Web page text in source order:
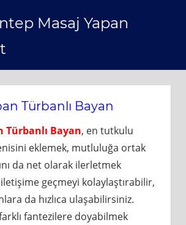
Masaj Yapan
Türbanlı Bayan
Türbanlı Bayan, en tutkulu
eklemek, mutluluğa ortak
da net olarak ilerletmek
geçmeyi kolaylaştırabilir,
da hızlıca ulaşabilirsiniz.
fantezilere doyabilmek